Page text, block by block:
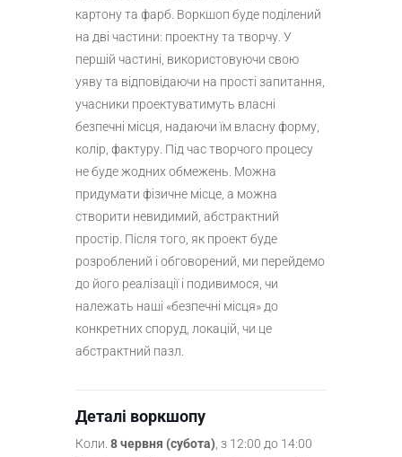
картону та фарб. Воркшоп буде поділений
на дві частини: проектну та творчу. У
першій частині, використовуючи свою
уяву та відповідаючи на прості запитання,
учасники проектуватимуть власні
безпечні місця, надаючи їм власну форму,
колір, фактуру. Під час творчого процесу
не буде жодних обмежень. Можна
придумати фізичне місце, а можна
створити невидимий, абстрактний
простір. Після того, як проект буде
розроблений і обговорений, ми перейдемо
до його реалізації і подивимося, чи
належать наші «безпечні місця» до
конкретних споруд, локацій, чи це
абстрактний пазл.
Деталі воркшопу
Коли. 8 червня (субота) , з 12:00 до 14:00